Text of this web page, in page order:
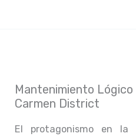
Mantenimiento Lógico
Carmen District
El protagonismo en